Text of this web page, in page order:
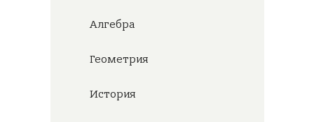
Алгебра
Геометрия
История